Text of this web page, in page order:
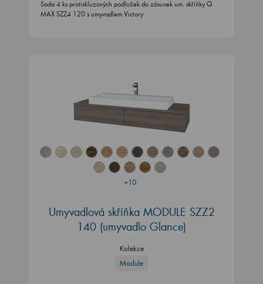
Sada 4 ks protiskluzových podložek do zásuvek um. skříňky Q
MAX SZZ4 120 s umyvadlem Victory
+10
Umyvadlová skříňka MODULE SZZ2
140 (umyvadlo Glance)
Kolekce
Module